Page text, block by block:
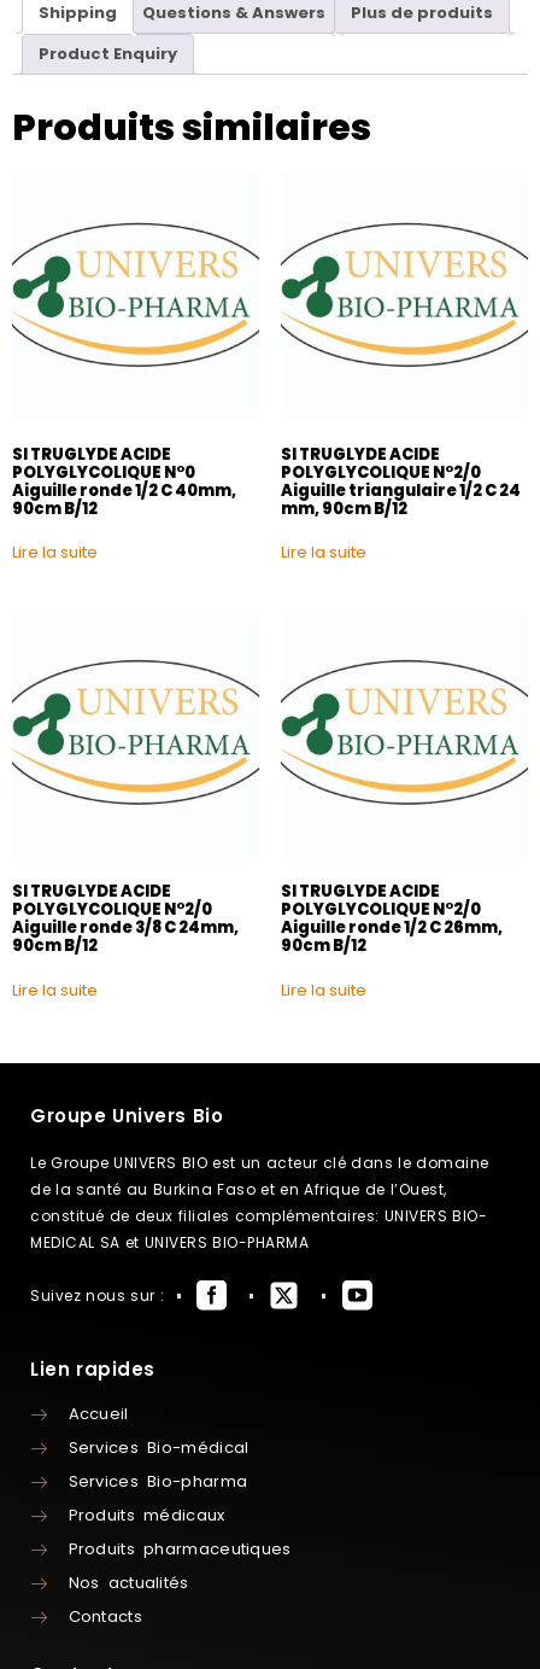
Shipping Questions & Answers
Plus de produits
Product Enquiry
Produits similaires
SI TRUGLYDE ACIDE
POLYGLYCOLIQUE N°0
Aiguille ronde 1/2 C 40mm,
90cm B/12
Lire la suite
SI TRUGLYDE ACIDE
POLYGLYCOLIQUE N°2/0
Aiguille triangulaire 1/2 C 24
mm, 90cm B/12
Lire la suite
SI TRUGLYDE ACIDE
POLYGLYCOLIQUE N°2/0
Aiguille ronde 3/8 C 24mm,
90cm B/12
Lire la suite
SI TRUGLYDE ACIDE
POLYGLYCOLIQUE N°2/0
Aiguille ronde 1/2 C 26mm,
90cm B/12
Lire la suite
Groupe Univers Bio
Le Groupe UNIVERS BIO est un acteur clé dans le domaine
de la santé au Burkina Faso et en Afrique de l’Ouest,
constitué de deux filiales complémentaires: UNIVERS BIO-
MEDICAL SA et UNIVERS BIO-PHARMA
Suivez nous sur :
Lien rapides
Accueil
Services Bio-médical
Services Bio-pharma
Produits médicaux
Produits pharmaceutiques
Nos actualités
Contacts